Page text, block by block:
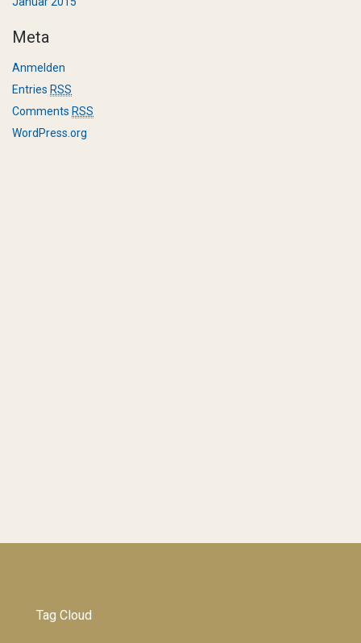
Meta
Anmelden
Entries RSS
Comments RSS
WordPress.org
Tag Cloud